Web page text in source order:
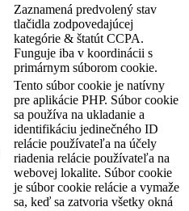
Zaznamená predvolený stav
tlačidla zodpovedajúcej
kategórie & štatút CCPA.
Funguje iba v koordinácii s
primárnym súborom cookie.
Tento súbor cookie je natívny
pre aplikácie PHP. Súbor cookie
sa používa na ukladanie a
identifikáciu jedinečného ID
relácie používateľa na účely
riadenia relácie používateľa na
webovej lokalite. Súbor cookie
je súbor cookie relácie a vymaže
sa, keď sa zatvoria všetky okná